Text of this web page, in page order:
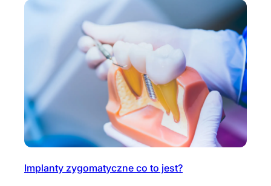
Implanty zygomatyczne co to jest?